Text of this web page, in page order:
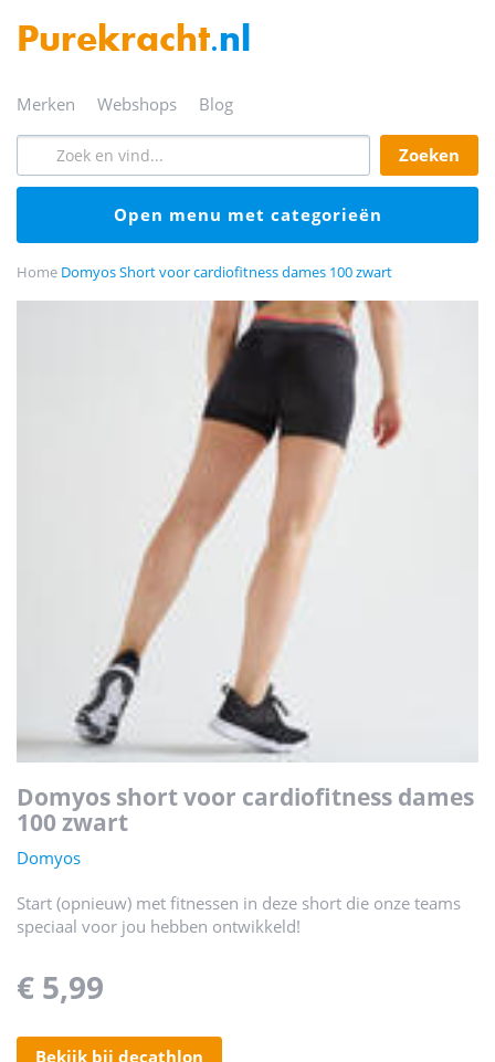
Purekracht.nl
merken webshops blog
zoeken
open menu met categorieën
Home Domyos Short voor cardiofitness dames 100 zwart
domyos short voor cardiofitness dames
100 zwart
Domyos
Start (opnieuw) met fitnessen in deze short die onze teams
speciaal voor jou hebben ontwikkeld!
€ 5,99
bekijk bij decathlon